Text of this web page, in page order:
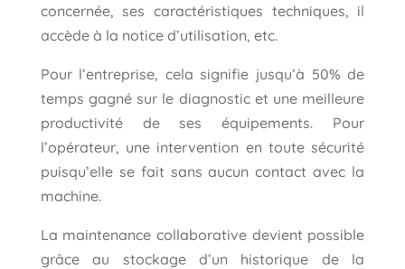
concernée, ses caractéristiques techniques, il
accède à la notice d’utilisation, etc.
Pour l’entreprise, cela signifie jusqu’à 50% de
temps gagné sur le diagnostic et une meilleure
productivité de ses équipements. Pour
l’opérateur, une intervention en toute sécurité
puisqu’elle se fait sans aucun contact avec la
machine.
La maintenance collaborative devient possible
grâce au stockage d’un historique de la